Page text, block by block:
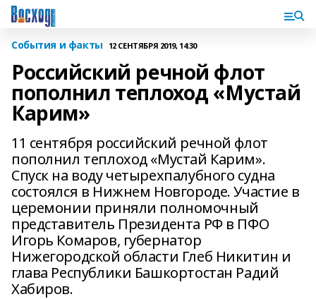
События и факты 12 СЕНТЯБРЯ 2019, 14:30
Российский речной флот
пополнил теплоход «Мустай
Карим»
11 сентября российский речной флот
пополнил теплоход «Мустай Карим».
Спуск на воду четырехпалубного судна
состоялся в Нижнем Новгороде. Участие в
церемонии приняли полномочный
представитель Президента РФ в ПФО
Игорь Комаров, губернатор
Нижегородской области Глеб Никитин и
глава Республики Башкортостан Радий
Хабиров.